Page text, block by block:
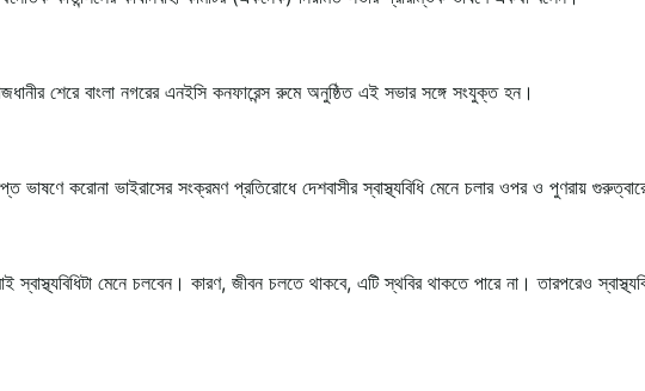
শেরে বাংলা নগরের এনইসি কনফারেন্স রুমে অনুষ্ঠিত এই সভার সঙ্গে সংযুক্ত হন।
ভাষণে করোনা ভাইরাসের সংক্রমণ প্রতিরোধে দেশবাসীর স্বাস্থ্যবিধি মেনে চলার ওপর ও পুণরায়
মেনে চলবেন। কারণ, জীবন চলতে থাকবে, এটি স্থবির থাকতে পারে না। তারপরেও